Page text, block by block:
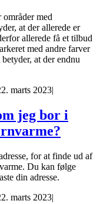
med
at der allerede er
allerede få et tilbud
med andre farver
at der endnu
marts 2023|
jeg bor i
for at finde ud af
Du kan følge
din adresse.
marts 2023|